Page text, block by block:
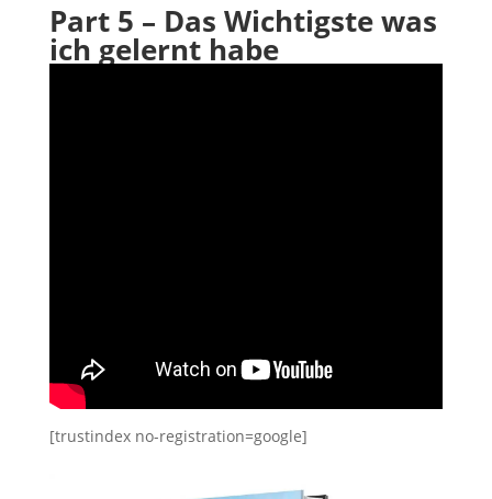
Part 5 – Das Wichtigste was
ich gelernt habe
[trustindex no-registration=google]